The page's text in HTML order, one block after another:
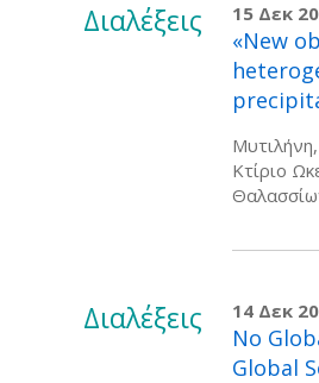
Διαλέξεις 15 Δεκ
«New
Κτίριο
Διαλέξεις 14 Δεκ
No
Global